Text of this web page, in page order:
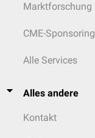
Marktforschung
CME-Sponsoring
Alle Services
Alles andere
Kontakt